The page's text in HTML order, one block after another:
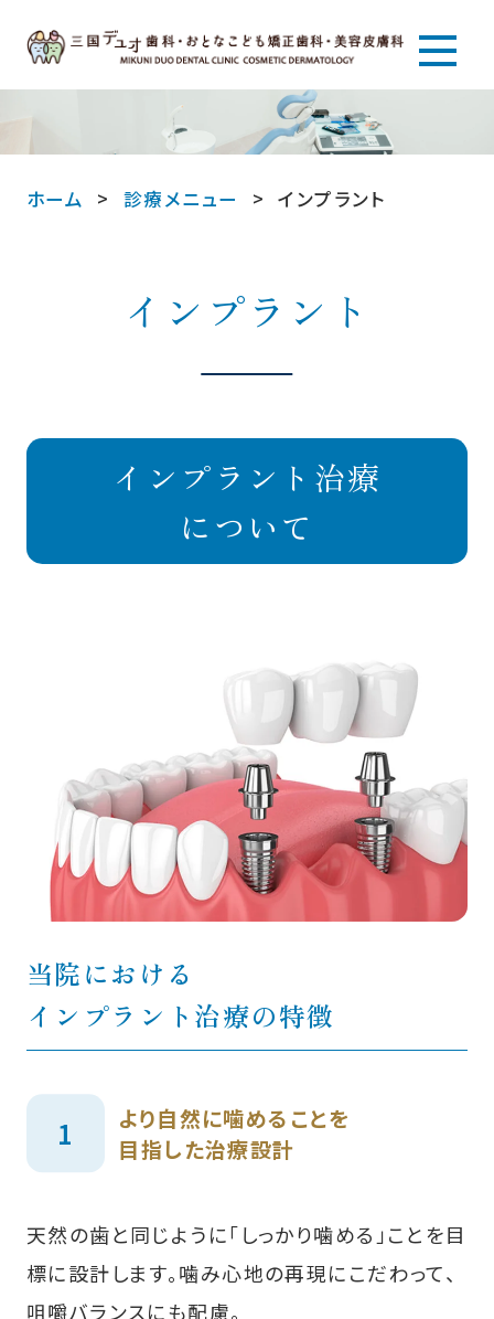
ホーム 診療メニュー インプラント
インプラント
インプラント治療
について
当院における
インプラント治療の特徴
より自然に噛めることを
目指した治療設計
天然の歯と同じように「しっかり噛める」ことを目
標に設計します。噛み心地の再現にこだわって、
咀嚼バランスにも配慮。